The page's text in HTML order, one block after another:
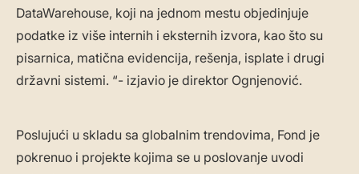
DataWarehouse, koji na jednom mestu objedinjuje
podatke iz više internih i eksternih izvora, kao što su
pisarnica, matična evidencija, rešenja, isplate i drugi
državni sistemi. “- izjavio je direktor Ognjenović.
Poslujući u skladu sa globalnim trendovima, Fond je
pokrenuo i projekte kojima se u poslovanje uvodi